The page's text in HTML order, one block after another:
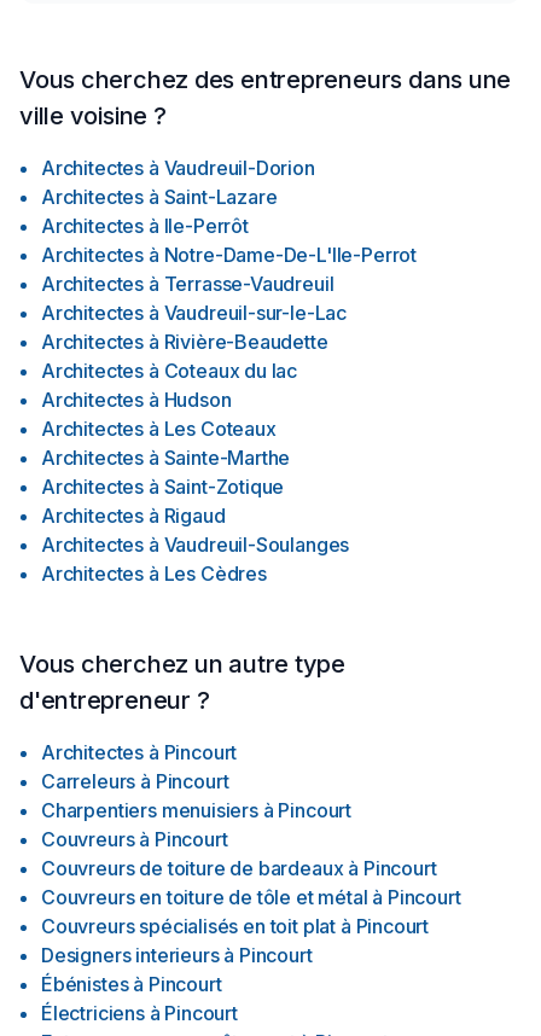
Vous cherchez des entrepreneurs dans une
ville voisine ?
Architectes à Vaudreuil-Dorion
Architectes à Saint-Lazare
Architectes à Ile-Perrôt
Architectes à Notre-Dame-De-L'Ile-Perrot
Architectes à Terrasse-Vaudreuil
Architectes à Vaudreuil-sur-le-Lac
Architectes à Rivière-Beaudette
Architectes à Coteaux du lac
Architectes à Hudson
Architectes à Les Coteaux
Architectes à Sainte-Marthe
Architectes à Saint-Zotique
Architectes à Rigaud
Architectes à Vaudreuil-Soulanges
Architectes à Les Cèdres
Vous cherchez un autre type
d'entrepreneur ?
Architectes à Pincourt
Carreleurs à Pincourt
Charpentiers menuisiers à Pincourt
Couvreurs à Pincourt
Couvreurs de toiture de bardeaux à Pincourt
Couvreurs en toiture de tôle et métal à Pincourt
Couvreurs spécialisés en toit plat à Pincourt
Designers interieurs à Pincourt
Ébénistes à Pincourt
Électriciens à Pincourt